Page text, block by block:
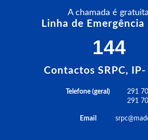
A chamada é
Linha de Emergência
144
Contactos SRPC, IP-
Telefone (geral)
Email
291
291